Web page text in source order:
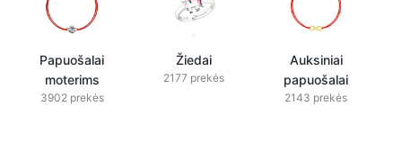
Papuošalai
moterims
3902 prekės
Žiedai
2177 prekės
Auksiniai
papuošalai
2143 prekės